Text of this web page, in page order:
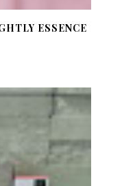
ESSENCE